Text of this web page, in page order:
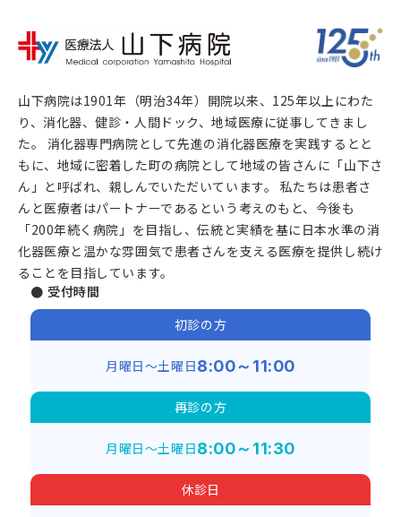
山下病院は1901年（明治34年）開院以来、125年以上にわた
り、消化器、健診・人間ドック、地域医療に従事してきまし
た。 消化器専門病院として先進の消化器医療を実践するとと
もに、地域に密着した町の病院として地域の皆さんに「山下さ
ん」と呼ばれ、親しんでいただいています。 私たちは患者さ
んと医療者はパートナーであるという考えのもと、今後も
「200年続く病院」を目指し、伝統と実績を基に日本水準の消
化器医療と温かな雰囲気で患者さんを支える医療を提供し続け
ることを目指しています。
● 受付時間
初診の方
月曜日～土曜日8:00～11:00
再診の方
月曜日～土曜日8:00～11:30
休診日